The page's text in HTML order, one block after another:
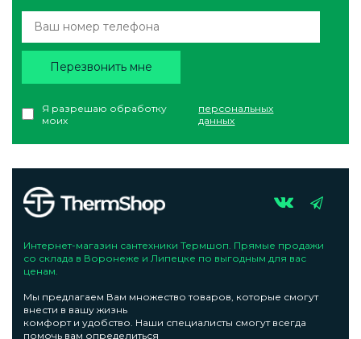
Я разрешаю обработку
моих
персональных
данных
Перезвонить мне
Интернет-магазин сантехники Термшоп. Прямые продажи
со склада в Воронеже и Липецке по выгодным для вас
ценам.
Мы предлагаем Вам множество товаров, которые смогут
внести в вашу жизнь
комфорт и удобство. Наши специалисты смогут всегда
помочь вам определиться